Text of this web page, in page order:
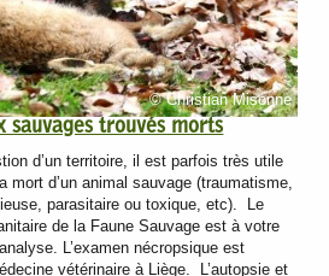
© Christian Misonne
sauvages trouvés morts
d’un territoire, il est parfois très utile
mort d’un animal sauvage (traumatisme,
parasitaire ou toxique, etc). Le
de la Faune Sauvage est à votre
L’examen nécropsique est
vétérinaire à Liège. L’autopsie et